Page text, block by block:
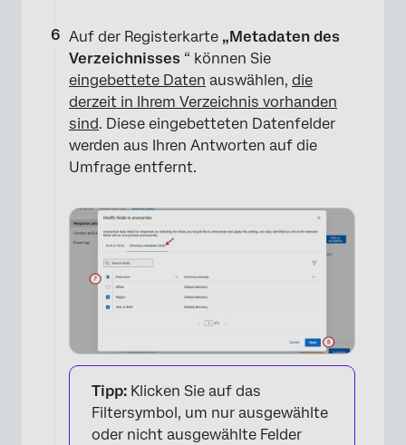
Auf der Registerkarte „Metadaten des
Verzeichnisses “ können Sie
eingebettete Daten auswählen, die
derzeit in Ihrem Verzeichnis vorhanden
sind. Diese eingebetteten Datenfelder
werden aus Ihren Antworten auf die
Umfrage entfernt.
Tipp: Klicken Sie auf das
Filtersymbol, um nur ausgewählte
oder nicht ausgewählte Felder